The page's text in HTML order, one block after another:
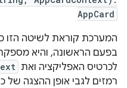
AppCard
המערכת קוראת לשיטה הזו
בפעם הראשונה, והיא
לכרטיס האפליקציה ואת
רמזים לגבי אופן ההצגה של